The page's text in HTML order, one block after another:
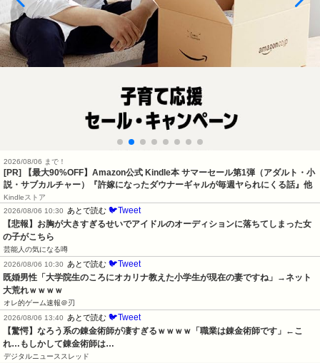
2026/08/06 まで！
[PR]
【最大90%OFF】Amazon公式 Kindle本 サマーセール第1弾（アダルト・小
説・サブカルチャー）『許嫁になったダウナーギャルが毎週ヤられにくる話』他
Kindleストア
2026/08/06 10:30
あとで読む 🐦Tweet
【悲報】お胸が大きすぎるせいでアイドルのオーディションに落ちてしまった女
の子がこちら
芸能人の気になる噂
2026/08/06 10:30
あとで読む 🐦Tweet
既婚男性「大学院生のころにオカリナ教えた小学生が現在の妻ですね」→ネット
大荒れｗｗｗｗ
オレ的ゲーム速報＠刃
2026/08/06 13:40
あとで読む 🐦Tweet
【驚愕】なろう系の錬金術師が凄すぎるｗｗｗｗ「職業は錬金術師です」←こ
れ…もしかして錬金術師は…
デジタルニューススレッド